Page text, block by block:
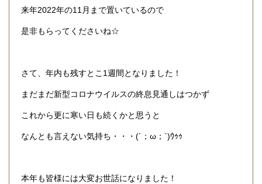
来年2022年の11月まで置いているので
是非もらってくださいね☆
さて、年内も残すとこ1週間となりました！
まだまだ新型コロナウイルスの終息見通しはつかず
これから更に寒い日も続くかと思うと
なんとも言えない気持ち・・・(´；ω；`)ｳｩｩ
本年も皆様には大変お世話になりました！